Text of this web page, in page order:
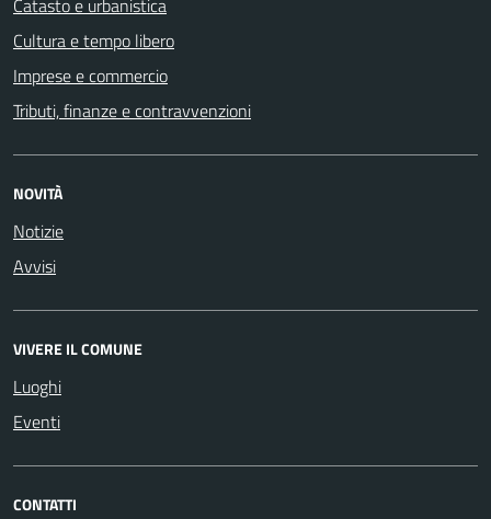
Cultura e tempo libero
Imprese e commercio
Tributi, finanze e contravvenzioni
NOVITÀ
Notizie
Avvisi
VIVERE IL COMUNE
Luoghi
Eventi
CONTATTI